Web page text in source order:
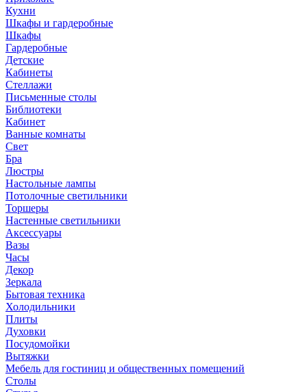
Кухни
Шкафы и гардеробные
Шкафы
Гардеробные
Детские
Кабинеты
Стеллажи
Письменные столы
Библиотеки
Кабинет
Ванные комнаты
Свет
Бра
Люстры
Настольные лампы
Потолочные светильники
Торшеры
Настенные светильники
Аксессуары
Вазы
Часы
Декор
Зеркала
Бытовая техника
Холодильники
Плиты
Духовки
Посудомойки
Вытяжки
Мебель для гостиниц и общественных помещений
Столы